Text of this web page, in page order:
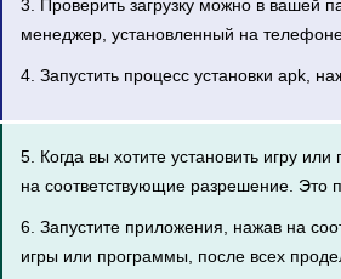
3. Проверить загрузку можно в вашей
менеджер, установленный на
4. Запустить процесс установки apk,
5. Когда вы хотите установить игру
на соответствующие разрешение. Это
6. Запустите приложения, нажав на
игры или программы, после всех